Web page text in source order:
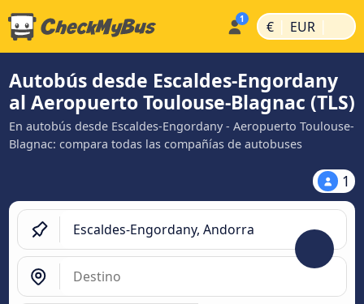
€ | EUR |
Autobús desde Escaldes-Engordany
al Aeropuerto Toulouse-Blagnac (TLS)
En autobús desde Escaldes-Engordany - Aeropuerto Toulouse-
Blagnac: compara todas las compañías de autobuses
1